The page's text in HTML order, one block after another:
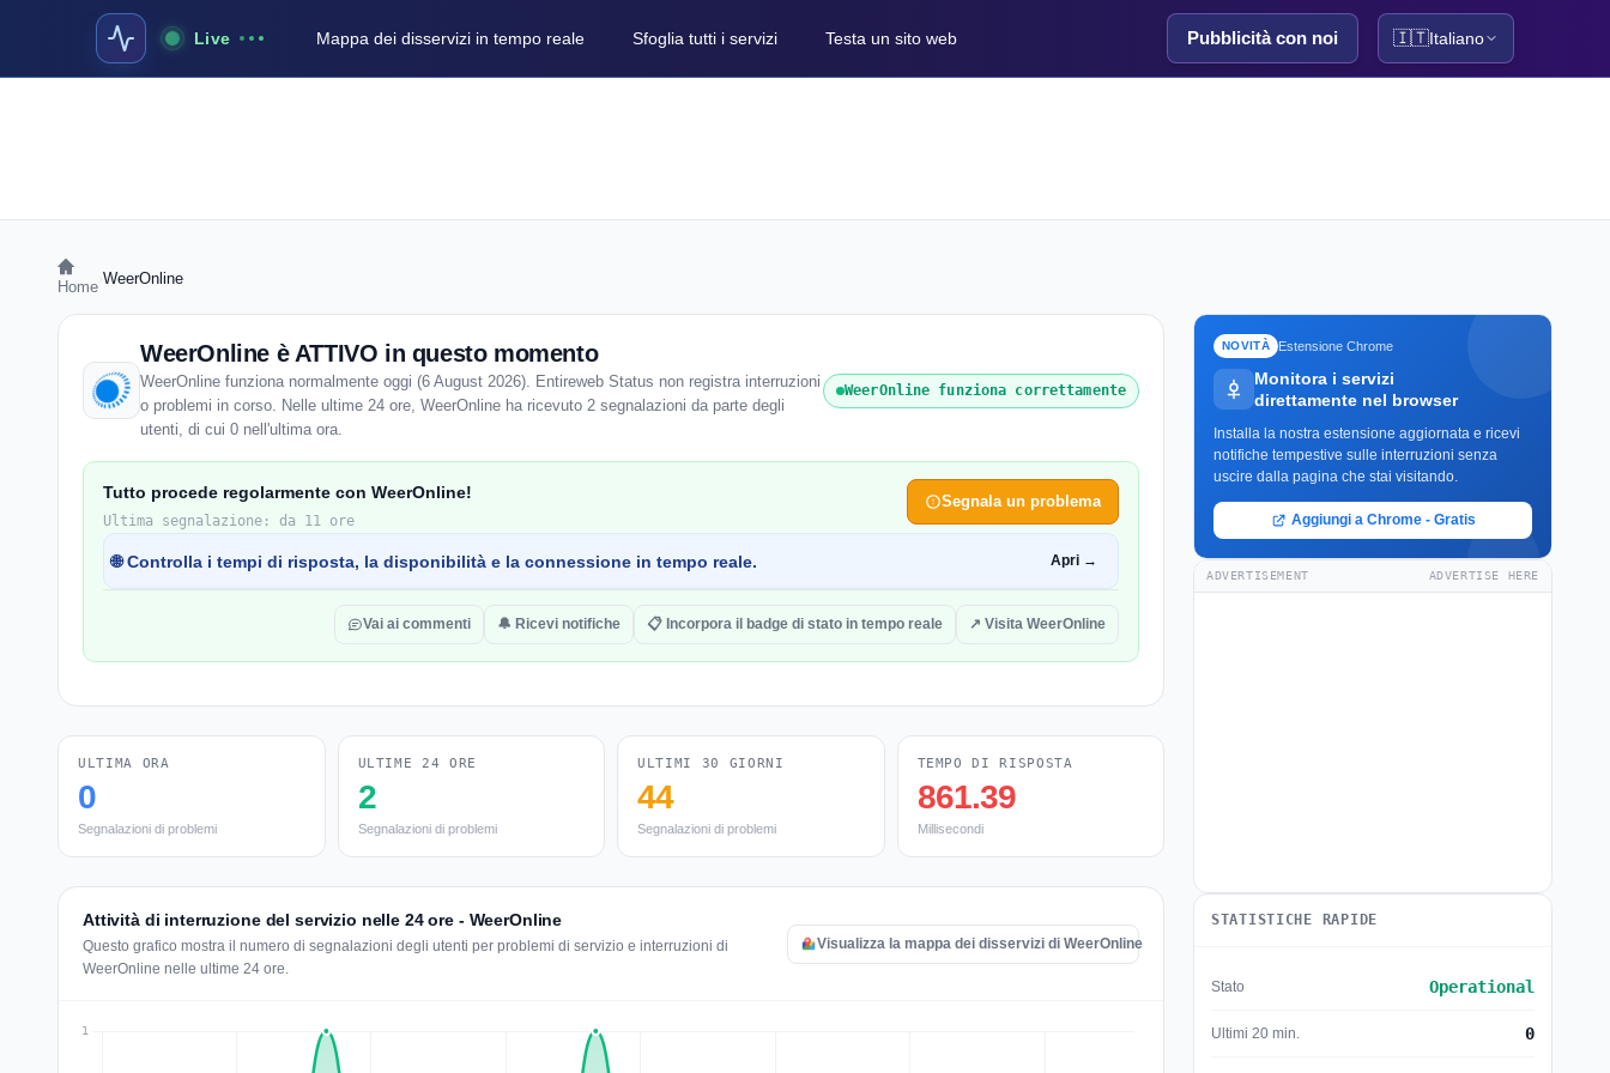
Live Mappa dei disservizi in tempo reale Sfoglia tutti i servizi Testa un sito web Pubblicità con noi 🇮🇹Italiano
Home WeerOnline
WeerOnline è ATTIVO in questo momento
WeerOnline funziona normalmente oggi (6 August 2026). Entireweb Status non registra interruzioni
o problemi in corso. Nelle ultime 24 ore, WeerOnline ha ricevuto 2 segnalazioni da parte degli
utenti, di cui 0 nell'ultima ora.
WeerOnline funziona correttamente
Tutto procede regolarmente con WeerOnline!
Ultima segnalazione: da 11 ore
Segnala un problema
🌐 Controlla i tempi di risposta, la disponibilità e la connessione in tempo reale. Apri →
Vai ai commenti 🔔 Ricevi notifiche 📋 Incorpora il badge di stato in tempo reale ↗ Visita WeerOnline
ULTIMA ORA
0
Segnalazioni di problemi
ULTIME 24 ORE
2
Segnalazioni di problemi
ULTIMI 30 GIORNI
44
Segnalazioni di problemi
TEMPO DI RISPOSTA
861.39
Millisecondi
Attività di interruzione del servizio nelle 24 ore - WeerOnline
Questo grafico mostra il numero di segnalazioni degli utenti per problemi di servizio e interruzioni di
WeerOnline nelle ultime 24 ore.
Visualizza la mappa dei disservizi di WeerOnline
NOVITÀ Estensione Chrome
Monitora i servizi
direttamente nel browser
Installa la nostra estensione aggiornata e ricevi
notifiche tempestive sulle interruzioni senza
uscire dalla pagina che stai visitando.
Aggiungi a Chrome - Gratis
ADVERTISEMENT ADVERTISE HERE
STATISTICHE RAPIDE
Stato Operational
Ultimi 20 min. 0